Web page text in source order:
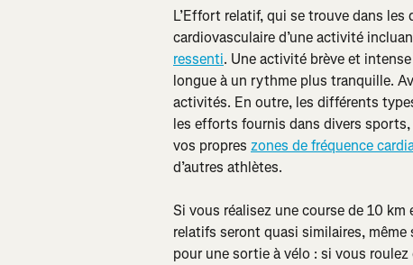
L’Effort relatif, qui se trouve dans les
cardiovasculaire d’une activité
ressenti. Une activité brève et
longue à un rythme plus tranquille.
activités. En outre, les différents
les efforts fournis dans divers
vos propres zones de fréquence
d’autres athlètes.
Si vous réalisez une course de 10
relatifs seront quasi similaires,
pour une sortie à vélo : si vous